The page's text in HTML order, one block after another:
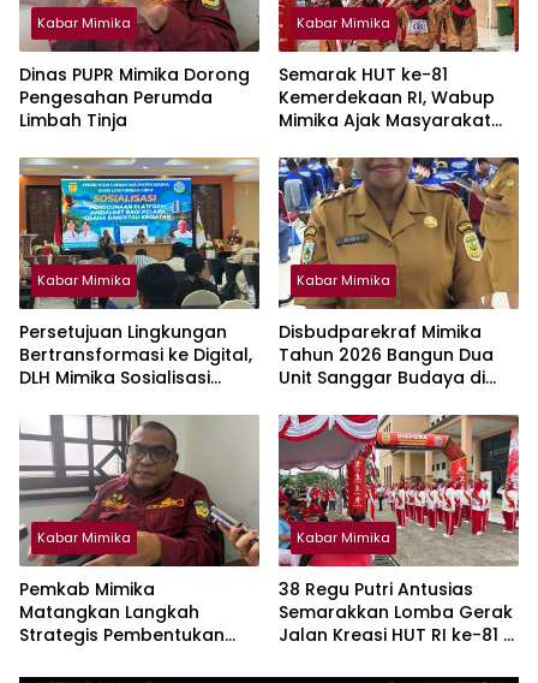
Kabar Mimika
Dinas PUPR Mimika Dorong
Pengesahan Perumda
Limbah Tinja
Kabar Mimika
Semarak HUT ke-81
Kemerdekaan RI, Wabup
Mimika Ajak Masyarakat
Keberagaman
Kabar Mimika
Persetujuan Lingkungan
Bertransformasi ke Digital,
DLH Mimika Sosialisasi
Amdalnet Bagi Pelaku
Usaha
Kabar Mimika
Disbudparekraf Mimika
Tahun 2026 Bangun Dua
Unit Sanggar Budaya di
Kabar Mimika
Pemkab Mimika
Matangkan Langkah
Strategis Pembentukan
Kabar Mimika
38 Regu Putri Antusias
Semarakkan Lomba Gerak
Jalan Kreasi HUT RI ke-81 di